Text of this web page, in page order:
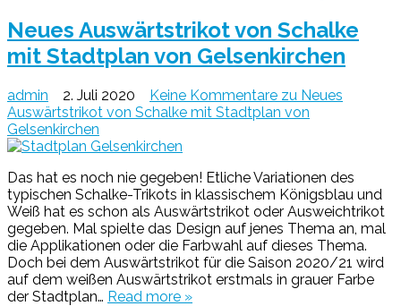
Neues Auswärtstrikot von Schalke
mit Stadtplan von Gelsenkirchen
admin 2. Juli 2020 Keine Kommentare zu Neues
Auswärtstrikot von Schalke mit Stadtplan von
Gelsenkirchen
Das hat es noch nie gegeben! Etliche Variationen des
typischen Schalke-Trikots in klassischem Königsblau und
Weiß hat es schon als Auswärtstrikot oder Ausweichtrikot
gegeben. Mal spielte das Design auf jenes Thema an, mal
die Applikationen oder die Farbwahl auf dieses Thema.
Doch bei dem Auswärtstrikot für die Saison 2020/21 wird
auf dem weißen Auswärtstrikot erstmals in grauer Farbe
der Stadtplan… Read more »